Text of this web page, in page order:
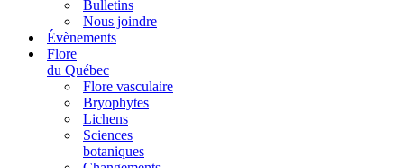
Bulletins
Nous joindre
Évènements
Flore
du Québec
Flore vasculaire
Bryophytes
Lichens
Sciences
botaniques